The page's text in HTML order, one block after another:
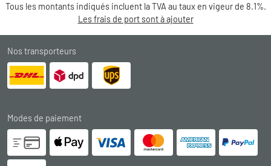
Tous les montants indiqués incluent la TVA au taux en vigeur de 8.1%.
Les frais de port sont à ajouter
Nos transporteurs
Modes de paiement